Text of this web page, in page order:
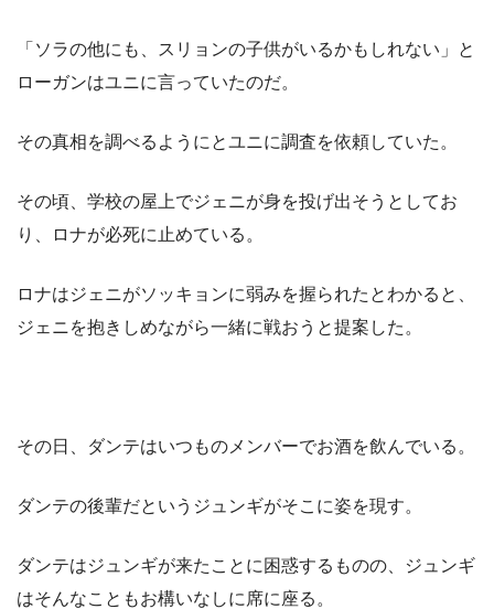
「ソラの他にも、スリョンの子供がいるかもしれない」と
ローガンはユニに言っていたのだ。
その真相を調べるようにとユニに調査を依頼していた。
その頃、学校の屋上でジェニが身を投げ出そうとしてお
り、ロナが必死に止めている。
ロナはジェニがソッキョンに弱みを握られたとわかると、
ジェニを抱きしめながら一緒に戦おうと提案した。
その日、ダンテはいつものメンバーでお酒を飲んでいる。
ダンテの後輩だというジュンギがそこに姿を現す。
ダンテはジュンギが来たことに困惑するものの、ジュンギ
はそんなこともお構いなしに席に座る。